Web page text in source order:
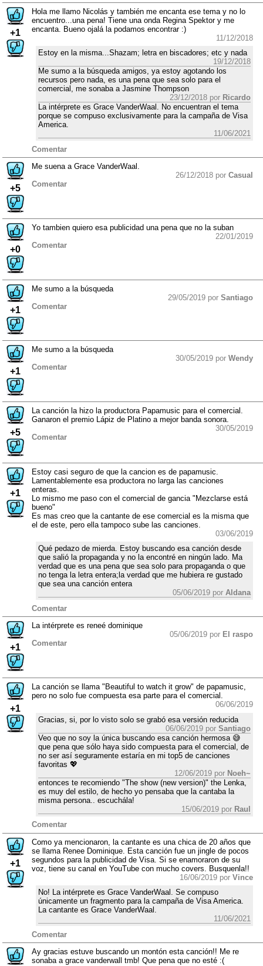
+1
Hola me llamo Nicolás y también me encanta ese tema y no lo
encuentro...una pena! Tiene una onda Regina Spektor y me
encanta. Bueno ojalá la podamos encontrar :)
11/12/2018
Estoy en la misma...Shazam; letra en biscadores; etc y nada
19/12/2018
Me sumo a la búsqueda amigos, ya estoy agotando los
recursos pero nada, es una pena que sea solo para el
comercial, me sonaba a Jasmine Thompson
23/12/2018 por Ricardo
La intérprete es Grace VanderWaal. No encuentran el tema
porque se compuso exclusivamente para la campaña de Visa
America.
11/06/2021
Comentar
+5
Me suena a Grace VanderWaal.
26/12/2018 por Casual
Comentar
+0
Yo tambien quiero esa publicidad una pena que no la suban
22/01/2019
Comentar
+1
Me sumo a la búsqueda
29/05/2019 por Santiago
Comentar
+1
Me sumo a la búsqueda
30/05/2019 por Wendy
Comentar
+5
La canción la hizo la productora Papamusic para el comercial.
Ganaron el premio Lápiz de Platino a mejor banda sonora.
30/05/2019
Comentar
+1
Estoy casi seguro de que la cancion es de papamusic.
Lamentablemente esa productora no larga las canciones
enteras.
Lo mismo me paso con el comercial de gancia "Mezclarse está
bueno"
Es mas creo que la cantante de ese comercial es la misma que
el de este, pero ella tampoco sube las canciones.
03/06/2019
Qué pedazo de mierda. Estoy buscando esa canción desde
que salió la propaganda y no la encontré en ningún lado. Ma
verdad que es una pena que sea solo para propaganda o que
no tenga la letra entera;la verdad que me hubiera re gustado
que sea una canción entera
05/06/2019 por Aldana
Comentar
+1
La intérprete es reneé dominique
05/06/2019 por El raspo
Comentar
+1
La canción se llama "Beautiful to watch it grow" de papamusic,
pero no solo fue compuesta esa parte para el comercial.
06/06/2019
Gracias, si, por lo visto solo se grabó esa versión reducida
06/06/2019 por Santiago
Veo que no soy la única buscando esa canción hermosa 😅
que pena que sólo haya sido compuesta para el comercial, de
no ser así seguramente estaría en mi top5 de canciones
favoritas 💖
12/06/2019 por Noeh~
entonces te recomiendo "The show (new version)" the Lenka,
es muy del estilo, de hecho yo pensaba que la cantaba la
misma persona.. escuchála!
15/06/2019 por Raul
Comentar
+1
Como ya mencionaron, la cantante es una chica de 20 años que
se llama Renee Dominique. Esta canción fue un jingle de pocos
segundos para la publicidad de Visa. Si se enamoraron de su
voz, tiene su canal en YouTube con mucho covers. Busquenla!!
16/06/2019 por Vince
No! La intérprete es Grace VanderWaal. Se compuso
únicamente un fragmento para la campaña de Visa America.
La cantante es Grace VanderWaal.
11/06/2021
Comentar
Ay gracias estuve buscando un montón esta canción!! Me re
sonaba a grace vanderwall tmb! Que pena que no esté :(